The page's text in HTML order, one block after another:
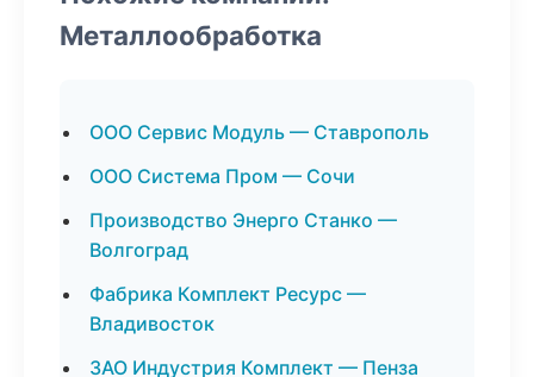
Металлообработка
ООО Сервис Модуль — Ставрополь
ООО Система Пром — Сочи
Производство Энерго Станко —
Волгоград
Фабрика Комплект Ресурс —
Владивосток
ЗАО Индустрия Комплект — Пенза